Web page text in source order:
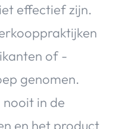
effectief zijn.
of -
genomen.
nooit in de
en het product